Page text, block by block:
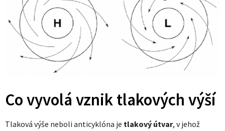
Co vyvolá vznik tlakových výší
Tlaková výše neboli anticyklóna je tlakový útvar, v jehož